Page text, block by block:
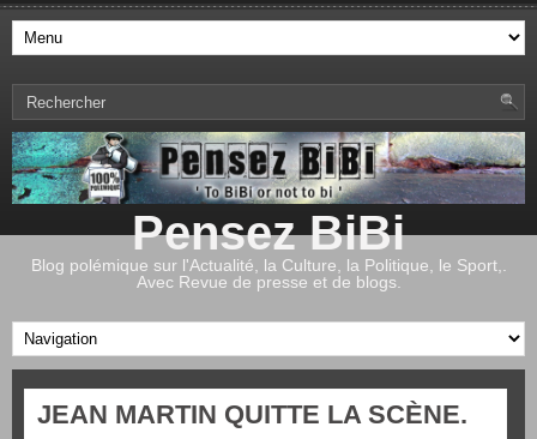
Pensez BiBi
Blog polémique sur l'Actualité, la Culture, la Politique, le Sport,.
Avec Revue de presse et de blogs.
JEAN MARTIN QUITTE LA SCÈNE.